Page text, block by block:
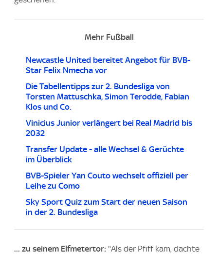
Mehr Fußball
Newcastle United bereitet Angebot für BVB-
Star Felix Nmecha vor
Die Tabellentipps zur 2. Bundesliga von
Torsten Mattuschka, Simon Terodde, Fabian
Klos und Co.
Vinicius Junior verlängert bei Real Madrid bis
2032
Transfer Update - alle Wechsel & Gerüchte
im Überblick
BVB-Spieler Yan Couto wechselt offiziell per
Leihe zu Como
Sky Sport Quiz zum Start der neuen Saison
in der 2. Bundesliga
... zu seinem Elfmetertor: "Als der Pfiff kam, dachte